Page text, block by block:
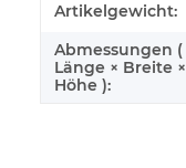
Artikelgewicht:
Abmessungen (
Länge × Breite ×
Höhe ):